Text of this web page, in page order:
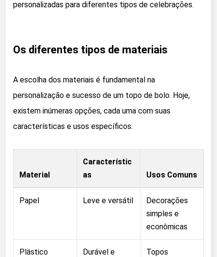
personalizadas para diferentes tipos de celebrações.
Os diferentes tipos de materiais
A escolha dos materiais é fundamental na
personalização e sucesso de um topo de bolo. Hoje,
existem inúmeras opções, cada uma com suas
características e usos específicos.
Material
Característic
as
Usos Comuns
Papel Leve e versátil
Decorações
simples e
econômicas
Plástico
Durável e
Topos